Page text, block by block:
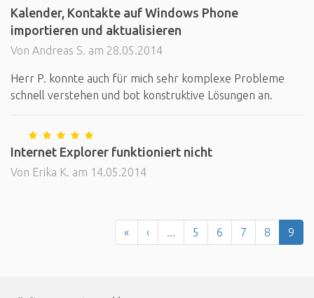
Kalender, Kontakte auf Windows Phone
importieren und aktualisieren
Von Andreas S. am 28.05.2014
Herr P. konnte auch für mich sehr komplexe Probleme
schnell verstehen und bot konstruktive Lösungen an.
Internet Explorer funktioniert nicht
Von Erika K. am 14.05.2014
« ‹ ... 5 6 7 8 9